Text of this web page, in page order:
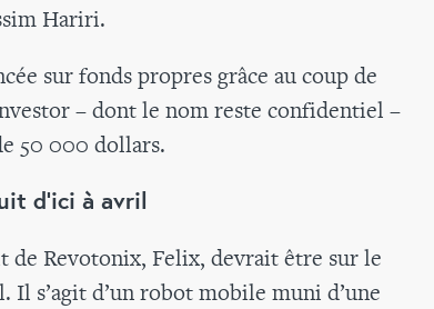
Hariri.
sur fonds propres grâce au coup de
– dont le nom reste confidentiel –
50 000 dollars.
d'ici à avril
de Revotonix, Felix, devrait être sur le
Il s’agit d’un robot mobile muni d’une